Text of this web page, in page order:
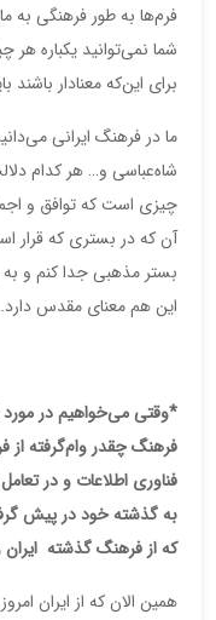
فرم‌ها به طور فرهنگی به
شما نمی‌توانید یکباره
برای این‌که معنادار
ما در فرهنگ ایرانی
شاه‌عباسی و… هر کدام
چیزی است که توافق و
آن که در بستری که قرار
بستر مذهبی جدا کنم و
این هم معنای مقدس دارد.
*وقتی می‌خواهیم در مورد
فرهنگ چقدر وام‌گرفته
فناوری اطلاعات و در
به گذشته خود در پیش
که از فرهنگ گذشته ایران
همین الان که از ایران